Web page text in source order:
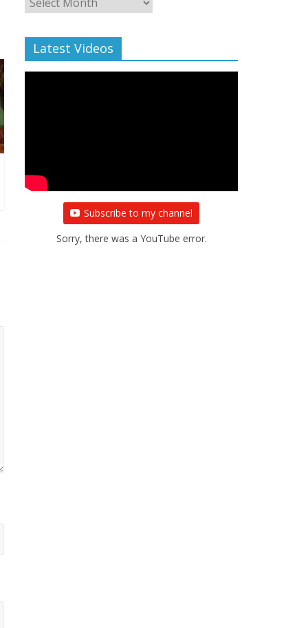
Archive
Latest Videos
Subscribe to my channel
Sorry, there was a YouTube error.